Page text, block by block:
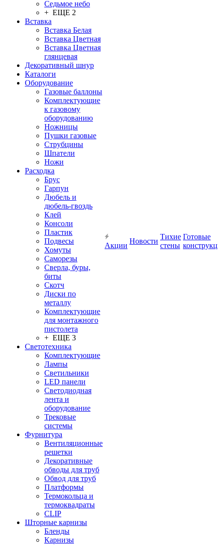
Седьмое небо
+ ЕЩЕ 2
Вставка
Вставка Белая
Вставка Цветная
Вставка Цветная
глянцевая
Декоративный шнур
Каталоги
Оборудование
Газовые баллоны
Комплектующие
к газовому
оборудованию
Ножницы
Пушки газовые
Струбцины
Шпатели
Ножи
Расходка
Брус
Гарпун
Дюбель и
дюбель-гвоздь
Клей
Консоли
Пластик
Подвесы
Хомуты
Саморезы
Сверла, буры,
биты
Скотч
Диски по
металлу
Комплектующие
для монтажного
пистолета
+ ЕЩЕ 3
Светотехника
Комплектующие
Лампы
Светильники
LED панели
Светодиодная
лента и
оборудование
Трековые
системы
Фурнитура
Вентиляционные
решетки
Декоративные
обводы для труб
Обвод для труб
Платформы
Термокольца и
термоквадраты
CLIP
Шторные карнизы
Бленды
Карнизы
Акции
Новости
Тихие
стены
Готовые